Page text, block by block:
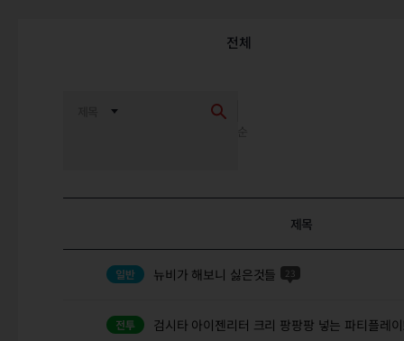
전체
제목
뉴비가 해보니 싫은것들 23
검시타 아이젠리터 크리 팡팡팡 넣는 파티플레